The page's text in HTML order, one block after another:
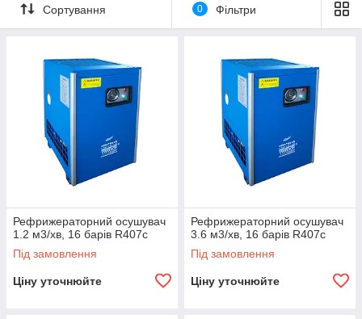
Сортування 0 Фільтри
Рефрижераторний осушувач
1.2 м3/хв, 16 барів R407c
Під замовлення
Ціну уточнюйте
Рефрижераторний осушувач
3.6 м3/хв, 16 барів R407c
Під замовлення
Ціну уточнюйте